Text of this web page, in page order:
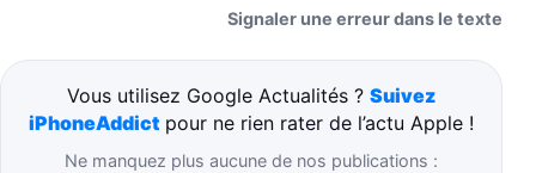
Signaler une erreur dans le texte
Vous utilisez Google Actualités ? Suivez
iPhoneAddict pour ne rien rater de l’actu Apple !
Ne manquez plus aucune de nos publications :